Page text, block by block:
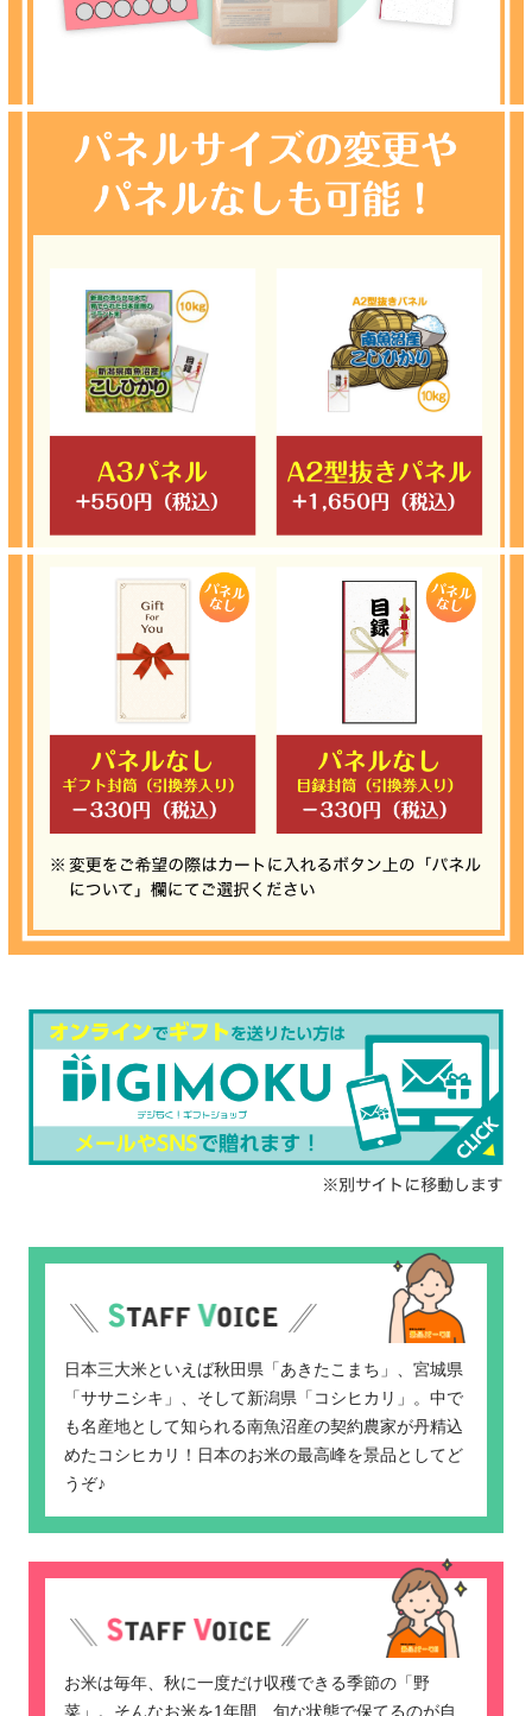
日本三大米といえば秋田県「あきたこまち」、宮城県
「ササニシキ」、そして新潟県「コシヒカリ」。中で
も名産地として知られる南魚沼産の契約農家が丹精込
めたコシヒカリ！日本のお米の最高峰を景品としてど
うぞ♪
お米は毎年、秋に一度だけ収穫できる季節の「野
菜」。そんなお米を1年間、旬な状態で保てるのが自